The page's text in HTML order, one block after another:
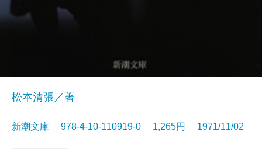
松本清張／著
新潮文庫 978-4-10-110919-0 1,265円 1971/11/02